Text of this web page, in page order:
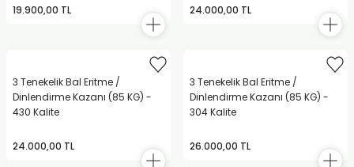
19.900,00 TL 24.000,00 TL
3 Tenekelik Bal Eritme /
Dinlendirme Kazanı (85 KG) -
430 Kalite
24.000,00 TL
3 Tenekelik Bal Eritme /
Dinlendirme Kazanı (85 KG) -
304 Kalite
26.000,00 TL